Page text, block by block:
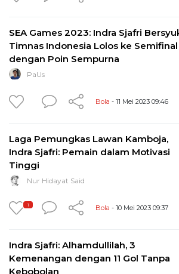
SEA Games 2023: Indra Sjafri
Timnas Indonesia Lolos ke Semifinal
dengan Poin Sempurna
PaUs
Bola - 11 Mei 2023 09:46
Laga Pemungkas Lawan Kamboja,
Indra Sjafri: Pemain dalam Motivasi
Tinggi
Nur Hidayat Said
1 Bola - 10 Mei 2023 09:37
Indra Sjafri: Alhamdullilah, 3
Kemenangan dengan 11 Gol Tanpa
Kebobolan